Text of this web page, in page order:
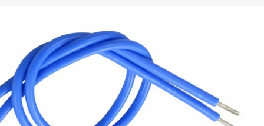
CASA
PRODOTTI
Reserved.